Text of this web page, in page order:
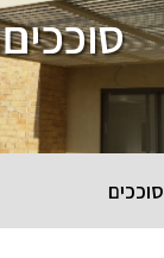
סוככים
סוככים